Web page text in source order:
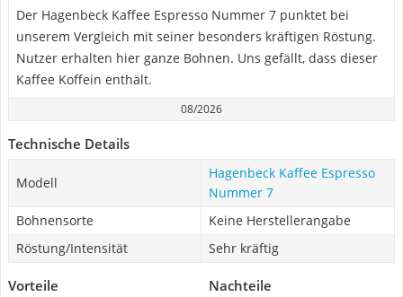
Der Hagenbeck Kaffee Espresso Nummer 7 punktet bei
unserem Vergleich mit seiner besonders kräftigen Röstung.
Nutzer erhalten hier ganze Bohnen. Uns gefällt, dass dieser
Kaffee Koffein enthält.
08/2026
Technische Details
Modell
Hagenbeck Kaffee Espresso
Nummer 7
Bohnensorte
Keine Herstellerangabe
Röstung/Intensität
Sehr kräftig
Vorteile Nachteile